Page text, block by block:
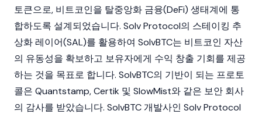
토큰으로, 비트코인을 탈중앙화 금융(DeFi) 생태계에 통
합하도록 설계되었습니다. Solv Protocol의 스테이킹 추
상화 레이어(SAL)를 활용하여 SolvBTC는 비트코인 자산
의 유동성을 확보하고 보유자에게 수익 창출 기회를 제공
하는 것을 목표로 합니다. SolvBTC의 기반이 되는 프로토
콜은 Quantstamp,Certik 및 SlowMist와 같은 보안 회사
의 감사를 받았습니다. SolvBTC 개발사인 Solv Protocol